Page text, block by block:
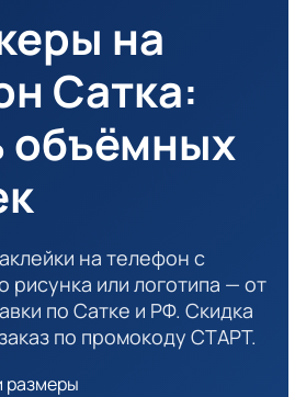
на
Сатка:
объёмных
на телефон с
рисунка или логотипа — от
по Сатке и РФ. Скидка
по промокоду СТАРТ.